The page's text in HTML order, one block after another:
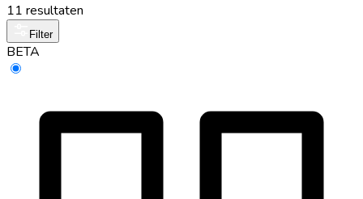
11 resultaten
Filter
BETA